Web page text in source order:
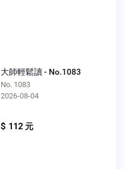
大師輕鬆讀 - No.1083
No. 1083
2026-08-04
$ 112 元